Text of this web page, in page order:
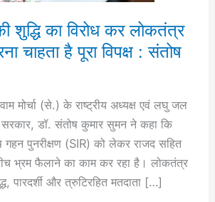
शुद्धि का विरोध कर लोकतंत्र
चाहता है पूरा विपक्ष : संतोष
मोर्चा (से.) के राष्ट्रीय अध्यक्ष एवं लघु जल
सरकार, डॉ. संतोष कुमार सुमन ने कहा कि
गहन पुनरीक्षण (SIR) को लेकर राजद सहित
भ्रम फैलाने का काम कर रहा है। लोकतंत्र
पारदर्शी और त्रुटिरहित मतदाता […]